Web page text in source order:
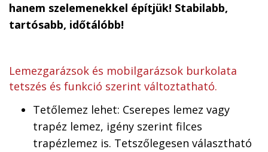
hanem szelemenekkel építjük! Stabilabb,
tartósabb, időtálóbb!
Lemezgarázsok és mobilgarázsok burkolata
tetszés és funkció szerint változtatható.
Tetőlemez lehet: Cserepes lemez vagy
trapéz lemez, igény szerint filces
trapézlemez is. Tetszőlegesen választható